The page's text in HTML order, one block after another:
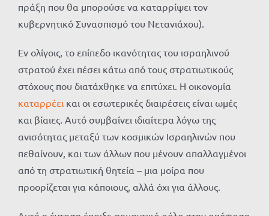
πράξη που θα μπορούσε να καταρρίψει τον
κυβερνητικό Συνασπισμό του Νετανιάχου).
Εν ολίγοις, το επίπεδο ικανότητας του ισραηλινού
στρατού έχει πέσει κάτω από τους στρατιωτικούς
στόχους που διατάχθηκε να επιτύχει. Η οικονομία
καταρρέει και οι εσωτερικές διαιρέσεις είναι ωμές
και βίαιες. Αυτό συμβαίνει ιδιαίτερα λόγω της
ανισότητας μεταξύ των κοσμικών Ισραηλινών που
πεθαίνουν, και των άλλων που μένουν απαλλαγμένοι
από τη στρατιωτική θητεία – μια μοίρα που
προορίζεται για κάποιους, αλλά όχι για άλλους.